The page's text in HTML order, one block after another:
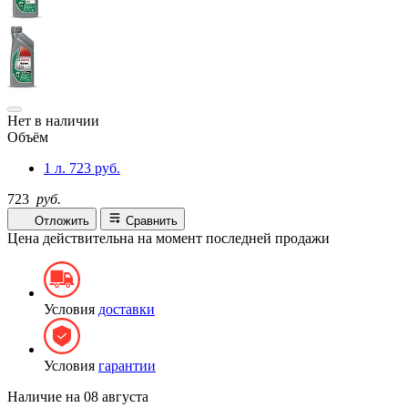
Нет в наличии
Объём
1 л. 723 руб.
723 руб.
Отложить Сравнить
Цена действительна на момент последней продажи
Условия доставки
Условия гарантии
Наличие на 08 августа